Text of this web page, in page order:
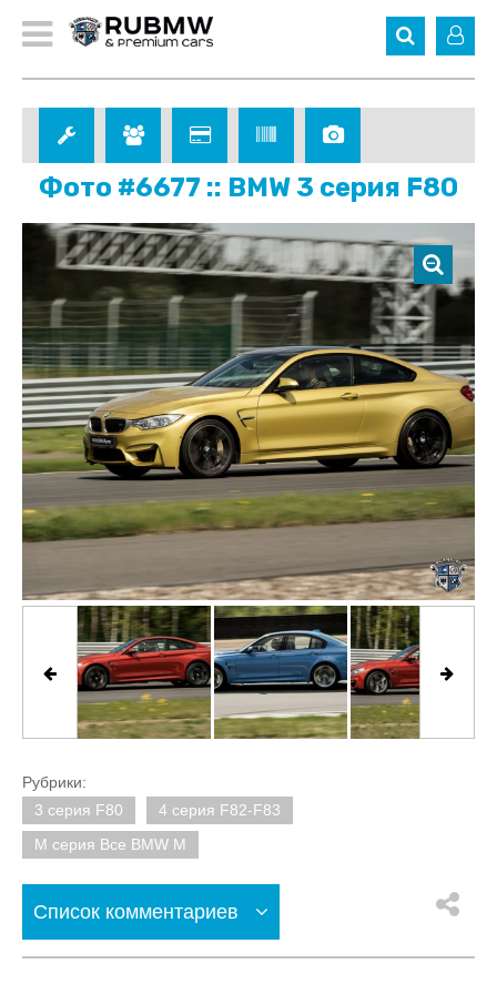
Фото #6677 :: BMW 3 серия F80
Рубрики:
3 серия F80
4 серия F82-F83
M серия Все BMW M
Список комментариев